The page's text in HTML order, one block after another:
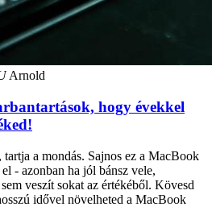
Arnold
hogy évekkel
a mondás. Sajnos ez a MacBook
- azonban ha jól bánsz vele,
veszít sokat az értékéből. Kövesd
idővel növelheted a MacBook